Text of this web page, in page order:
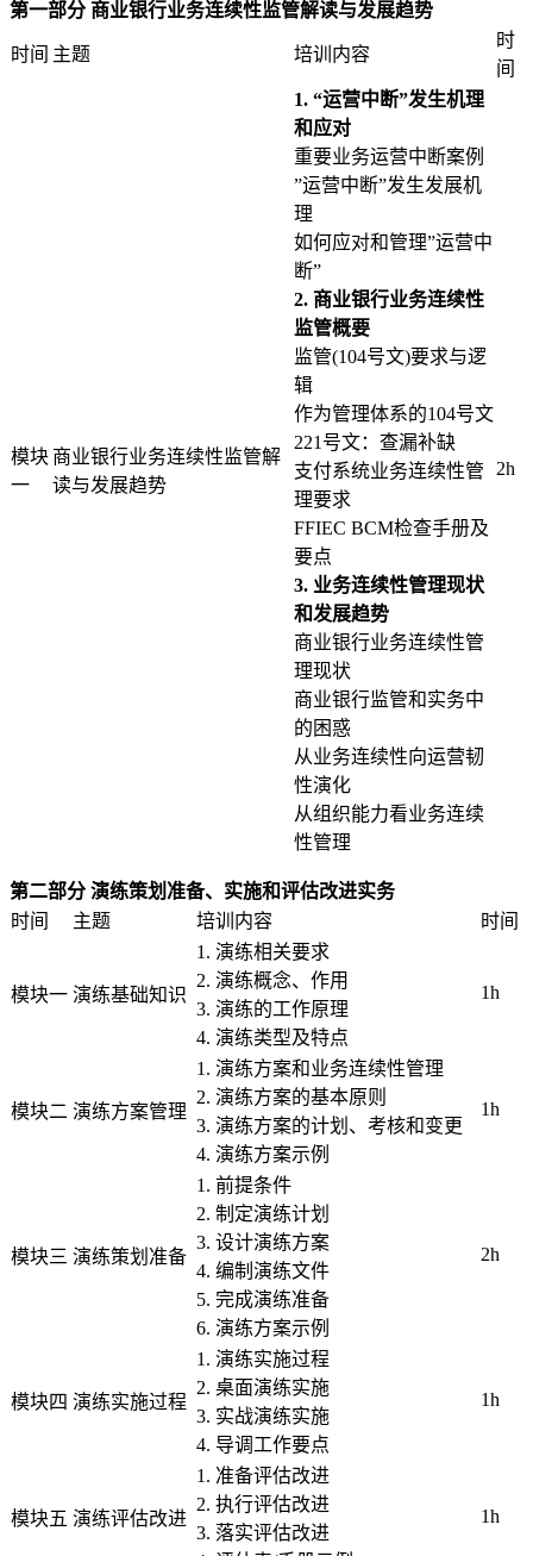
第一部分 商业银行业务连续性监管解读与发展趋势
时间 主题 培训内容
时
间
模块
一
商业银行业务连续性监管解
读与发展趋势
1. “运营中断”发生机理
和应对
重要业务运营中断案例
”运营中断”发生发展机
理
如何应对和管理”运营中
断”
2. 商业银行业务连续性
监管概要
监管(104号文)要求与逻
辑
作为管理体系的104号文
221号文：查漏补缺
支付系统业务连续性管
理要求
FFIEC BCM检查手册及
要点
3. 业务连续性管理现状
和发展趋势
商业银行业务连续性管
理现状
商业银行监管和实务中
的困惑
从业务连续性向运营韧
性演化
从组织能力看业务连续
性管理
2h
第二部分 演练策划准备、实施和评估改进实务
时间
主题 培训内容 时间
模块一 演练基础知识
1. 演练相关要求
2. 演练概念、作用
3. 演练的工作原理
4. 演练类型及特点
1h
模块二 演练方案管理
1. 演练方案和业务连续性管理
2. 演练方案的基本原则
3. 演练方案的计划、考核和变更
4. 演练方案示例
1h
模块三 演练策划准备
1. 前提条件
2. 制定演练计划
3. 设计演练方案
4. 编制演练文件
5. 完成演练准备
6. 演练方案示例
2h
模块四 演练实施过程
1. 演练实施过程
2. 桌面演练实施
3. 实战演练实施
4. 导调工作要点
1h
模块五 演练评估改进
1. 准备评估改进
2. 执行评估改进
3. 落实评估改进
1h